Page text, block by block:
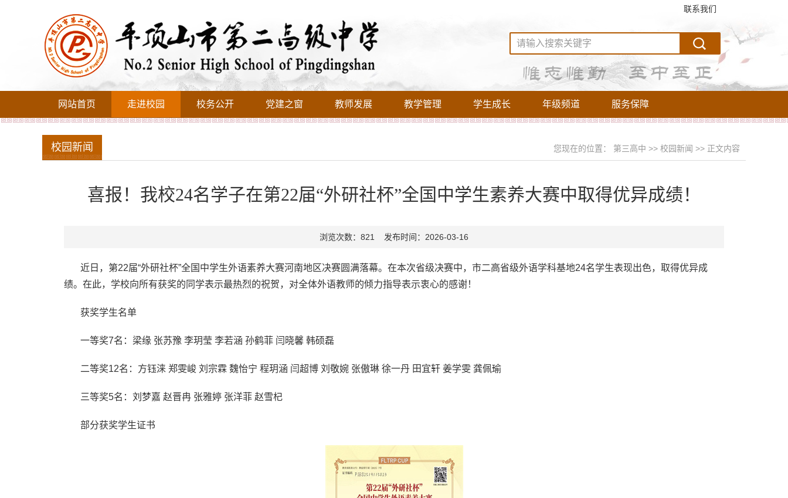
联系我们
网站首页 走进校园 校务公开 党建之窗 教师发展 教学管理 学生成长 年级频道 服务保障
您现在的位置： 第三高中 >> 校园新闻 >> 正文内容
校园新闻
喜报！我校24名学子在第22届“外研社杯”全国中学生素养大赛中取得优异成绩！
浏览次数：821 发布时间：2026-03-16
近日，第22届“外研社杯”全国中学生外语素养大赛河南地区决赛圆满落幕。在本次省级决赛中，市二高省级外语学科基地24名学生表现出色，取得优异成
绩。在此，学校向所有获奖的同学表示最热烈的祝贺，对全体外语教师的倾力指导表示衷心的感谢！
获奖学生名单
一等奖7名：梁缘 张苏豫 李玥莹 李若涵 孙鹤菲 闫晓馨 韩硕磊
二等奖12名：方钰涞 郑雯峻 刘宗霖 魏怡宁 程玥涵 闫超博 刘敬婉 张傲琳 徐一丹 田宜轩 姜学雯 龚佩瑜
三等奖5名：刘梦嘉 赵晋冉 张雅婷 张洋菲 赵雪杞
部分获奖学生证书